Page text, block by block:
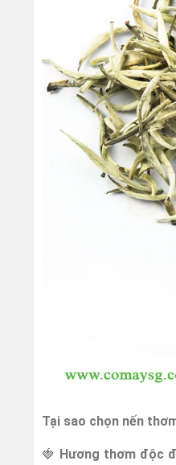
Tại sao chọn nến
🍓 Hương thơm độc